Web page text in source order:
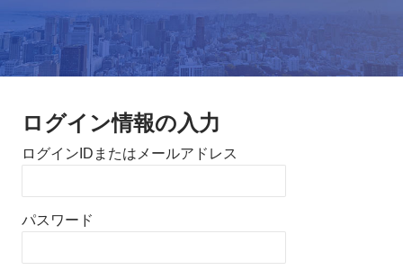
ログイン情報の入力
ログインIDまたはメールアドレス
パスワード